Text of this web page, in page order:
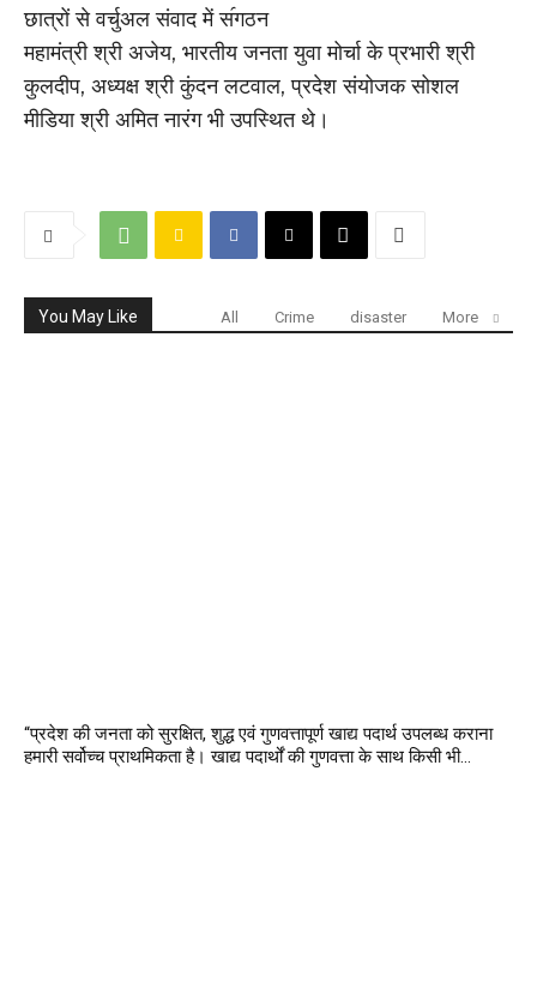
छात्रों से वर्चुअल संवाद में स॔गठन
महामंत्री श्री अजेय, भारतीय जनता युवा मोर्चा के प्रभारी श्री
कुलदीप, अध्यक्ष श्री कुंदन लटवाल, प्रदेश संयोजक सोशल
मीडिया श्री अमित नारंग भी उपस्थित थे।
You May Like All Crime disaster More
“प्रदेश की जनता को सुरक्षित, शुद्ध एवं गुणवत्तापूर्ण खाद्य पदार्थ उपलब्ध कराना
हमारी सर्वोच्च प्राथमिकता है। खाद्य पदार्थों की गुणवत्ता के साथ किसी भी...